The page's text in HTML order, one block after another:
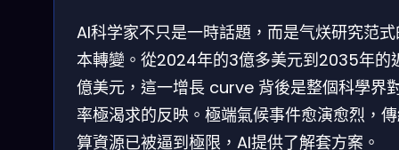
AI科学家不只是一時話題，而是气烪研究范
本轉變。從2024年的3億多美元到2035年的
億美元，這一增長 curve 背後是整個科學界
率極渴求的反映。極端氣候事件愈演愈烈，
算資源已被逼到極限，AI提供了解套方案。